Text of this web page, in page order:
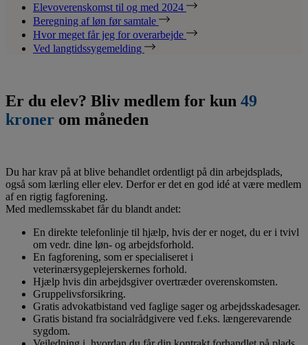
Elevoverenskomst til og med 2024
Beregning af løn før samtale
Hvor meget får jeg for overarbejde
Ved langtidssygemelding
Er du elev? Bliv medlem for kun 49
kroner om måneden
Du har krav på at blive behandlet ordentligt på din arbejdsplads,
også som lærling eller elev. Derfor er det en god idé at være medlem
af en rigtig fagforening.
Med medlemsskabet får du blandt andet:
En direkte telefonlinje til hjælp, hvis der er noget, du er i tvivl
om vedr. dine løn- og arbejdsforhold.
En fagforening, som er specialiseret i
veterinærsygeplejerskernes forhold.
Hjælp hvis din arbejdsgiver overtræder overenskomsten.
Gruppelivsforsikring.
Gratis advokatbistand ved faglige sager og arbejdsskadesager.
Gratis bistand fra socialrådgivere ved f.eks. længerevarende
sygdom.